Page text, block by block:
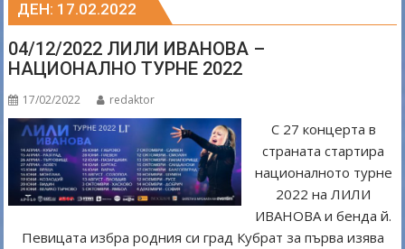
ДЕН: 17.02.2022
04/12/2022 ЛИЛИ ИВАНОВА –
НАЦИОНАЛНО ТУРНЕ 2022
17/02/2022 redaktor
С 27 концерта в
страната стартира
националното турне
2022 на ЛИЛИ
ИВАНОВА и бенда й.
Певицата избра родния си град Кубрат за първа изява